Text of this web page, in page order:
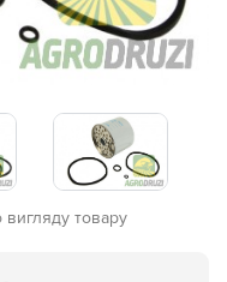
вигляду товару